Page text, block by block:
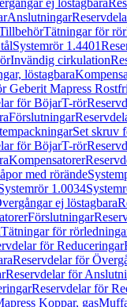
ej löstagbara
Anslutningar
Tätningar för
Systemrör 1.4401
Invändig cirkulation
löstagbara
Geberit Mapress
för BöjarT-rör
Förslutningar
Set skruv
för BöjarT-rör
Kompensatorer
med rörände
1.0034
ej löstagbara
Förslutningar
Tätningar för
för Reduceringar
Reservdelar för
Reservdelar för
Reservdelar för
Koppar, gas